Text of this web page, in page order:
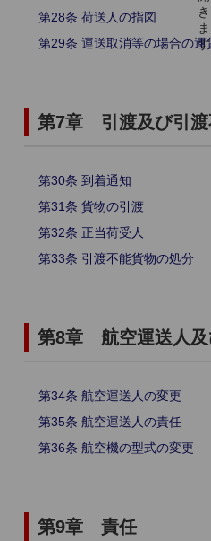
第28条 荷送人の指図
第29条 運送取消等の場合の運
第7章 引渡及び引渡
第30条 到着通知
第31条 貨物の引渡
第32条 正当荷受人
第33条 引渡不能貨物の処分
第8章 航空運送人及
第34条 航空運送人の変更
第35条 航空運送人の責任
第36条 航空機の型式の変更
第9章 責任